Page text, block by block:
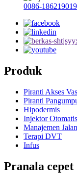
0086-
Produk
Piranti Akses
Piranti
Hipodermis
Injektor Otomatis
Manajemen
Terapi DVT
Infus
Pranala cepet